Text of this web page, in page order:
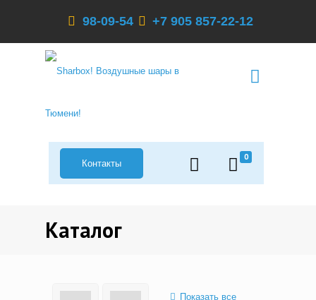
98-09-54 +7 905 857-22-12
0
Контакты
Каталог
Показать все